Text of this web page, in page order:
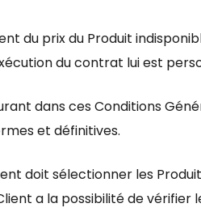
du prix du Produit
du contrat lui est
dans ces Conditions
et définitives.
doit sélectionner les
a la possibilité de